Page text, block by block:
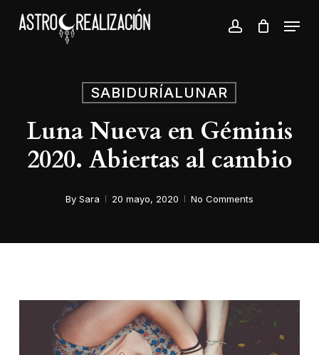
account
Menu
SABIDURÍALUNAR
Luna Nueva en Géminis
2020. Abiertas al cambio
By Sara 20 mayo, 2020 No Comments